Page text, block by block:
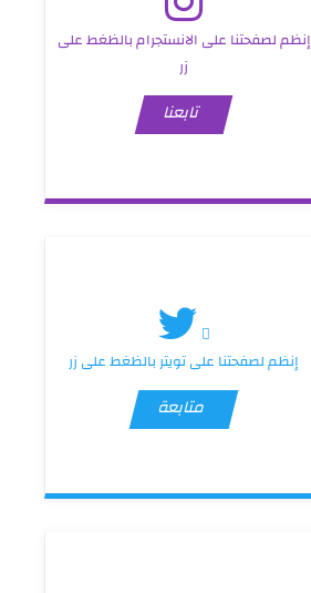
إنظم لصفحتنا على الانستجرام بالظغط على
زر
تابعنا
إنظم لصفحتنا على تويتر بالظغط على زر
متابعة